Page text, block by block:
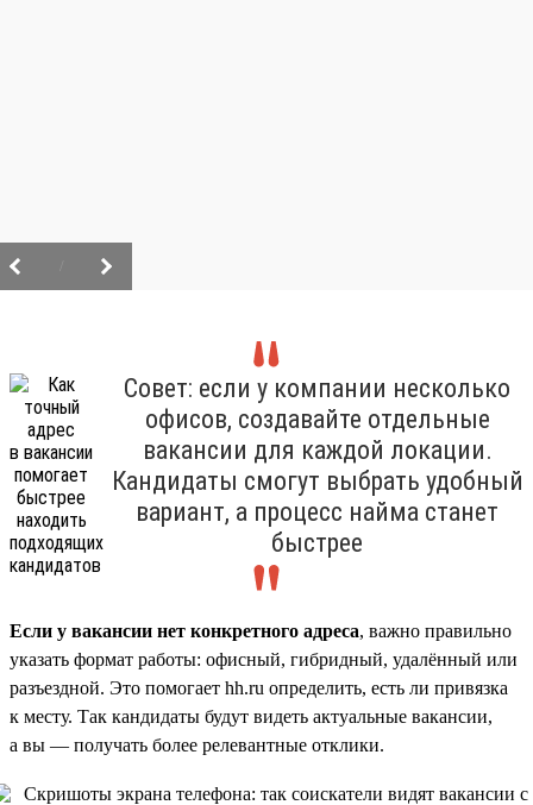
Совет: если у компании несколько
офисов, создавайте отдельные
вакансии для каждой локации.
Кандидаты смогут выбрать удобный
вариант, а процесс найма станет
быстрее
Если у вакансии нет конкретного адреса, важно правильно
указать формат работы: офисный, гибридный, удалённый или
разъездной. Это помогает hh.ru определить, есть ли привязка
к месту. Так кандидаты будут видеть актуальные вакансии,
а вы — получать более релевантные отклики.